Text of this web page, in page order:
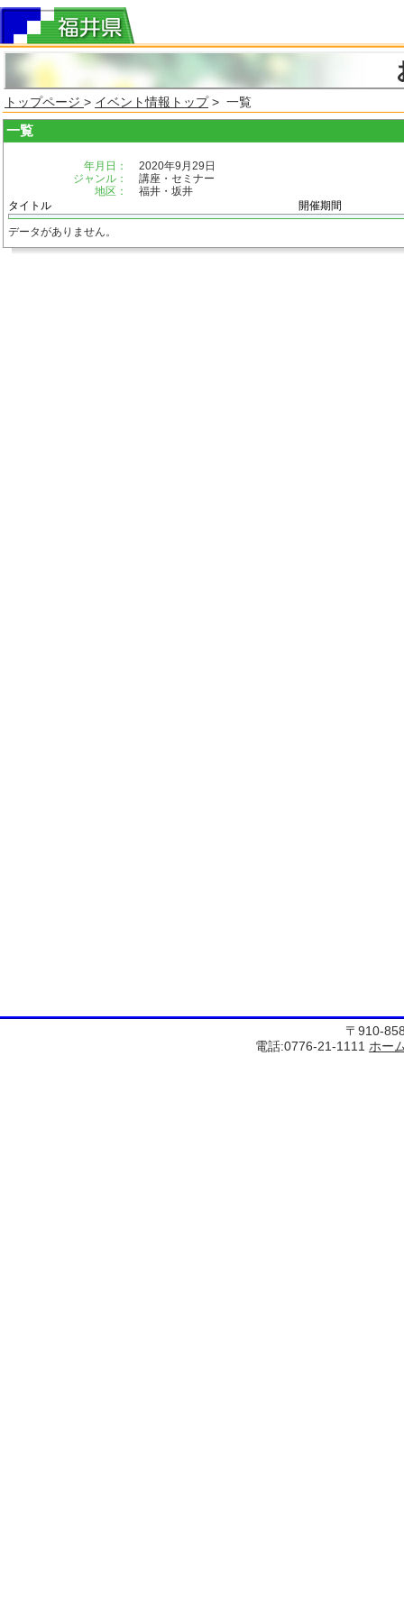
トップページ > イベント情報トップ> 一覧
一覧
年月日：
2020年9月29日
ジャンル：
講座・セミナー
地区：
福井・坂井
タイトル
開催期間
データがありません。
〒910-
電話:0776-21-1111 ホー